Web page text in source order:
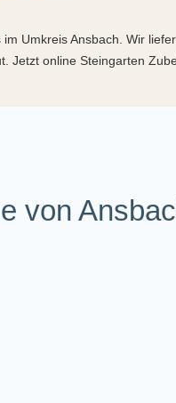
Umkreis Ansbach. Wir
Jetzt online Steingarten
von